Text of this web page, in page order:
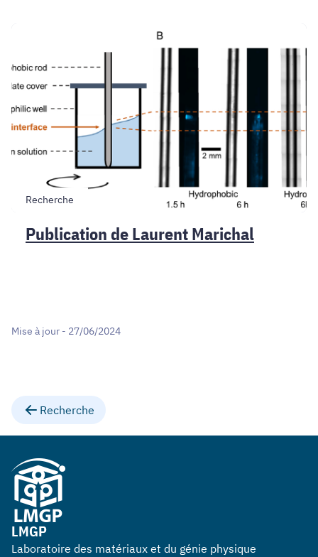
Laurent
Marichal
Recherche
Publication de Laurent Marichal
Mise à jour - 27/06/2024
Recherche
LMGP
Laboratoire des matériaux et du génie physique